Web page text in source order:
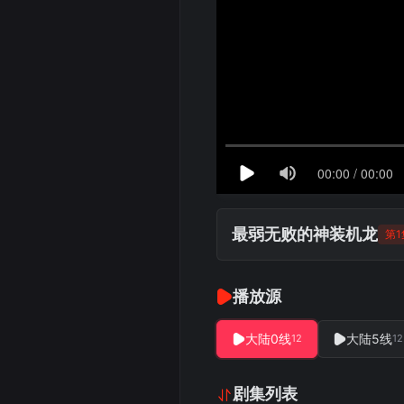
最弱无败的神装机龙 第1
播放源
大陆0线12 大陆5线12
剧集列表